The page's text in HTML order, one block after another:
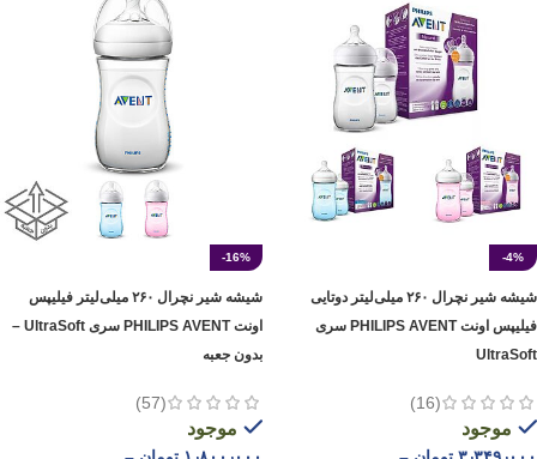
-4%
شیشه شیر نچرال ۲۶۰ میلی‌لیتر دوتایی
فیلیپس اونت PHILIPS AVENT سری
UltraSoft
(16)
موجود
-16%
شیشه شیر نچرال ۲۶۰ میلی‌لیتر فیلیپس
اونت PHILIPS AVENT سری UltraSoft –
بدون جعبه
(57)
موجود